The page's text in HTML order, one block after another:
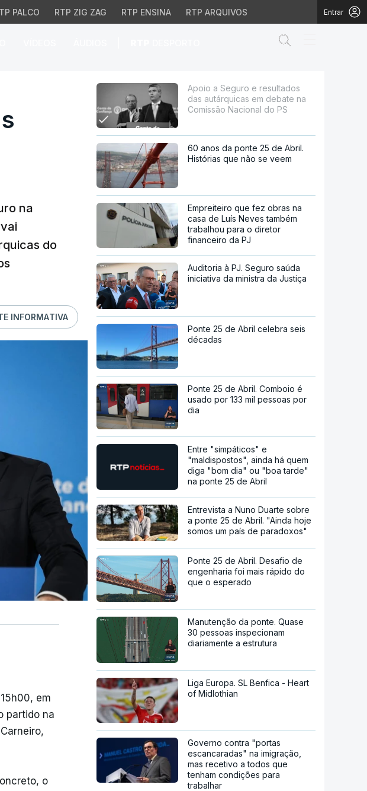
PALCO RTP ZIG ZAG RTP ENSINA RTP ARQUIVOS Entrar
em debate na
na
do
INFORMATIVA
em
partido na
o
Apoio a Seguro e resultados
das autárquicas em debate na
Comissão Nacional do PS
60 anos da ponte 25 de Abril.
Histórias que não se veem
Empreiteiro que fez obras na
casa de Luís Neves também
trabalhou para o diretor
financeiro da PJ
Auditoria à PJ. Seguro saúda
iniciativa da ministra da Justiça
Ponte 25 de Abril celebra seis
décadas
Ponte 25 de Abril. Comboio é
usado por 133 mil pessoas por
dia
Entre "simpáticos" e
"maldispostos", ainda há quem
diga "bom dia" ou "boa tarde"
na ponte 25 de Abril
Entrevista a Nuno Duarte sobre
a ponte 25 de Abril. "Ainda hoje
somos um país de paradoxos"
Ponte 25 de Abril. Desafio de
engenharia foi mais rápido do
que o esperado
Manutenção da ponte. Quase
30 pessoas inspecionam
diariamente a estrutura
Liga Europa. SL Benfica - Heart
of Midlothian
Governo contra "portas
escancaradas" na imigração,
mas recetivo a todos que
tenham condições para
trabalhar